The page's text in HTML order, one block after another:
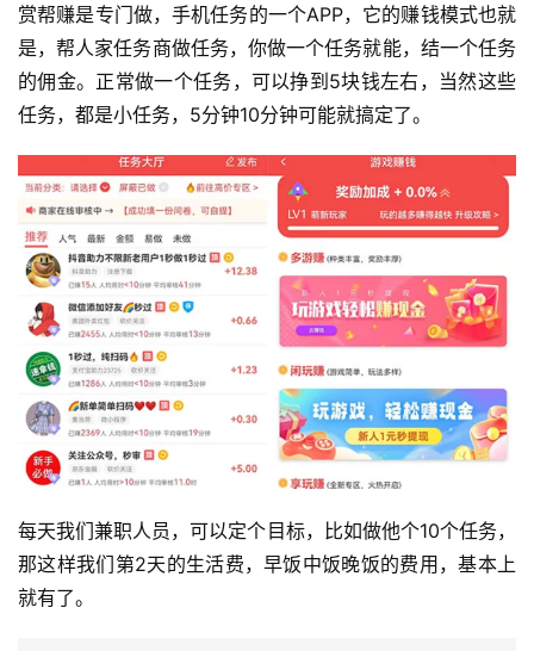
赏帮赚是专门做，手机任务的一个APP，它的赚钱模式也就
是，帮人家任务商做任务，你做一个任务就能，结一个任务
的佣金。正常做一个任务，可以挣到5块钱左右，当然这些
任务，都是小任务，5分钟10分钟可能就搞定了。
每天我们兼职人员，可以定个目标，比如做他个10个任务，
那这样我们第2天的生活费，早饭中饭晚饭的费用，基本上
就有了。